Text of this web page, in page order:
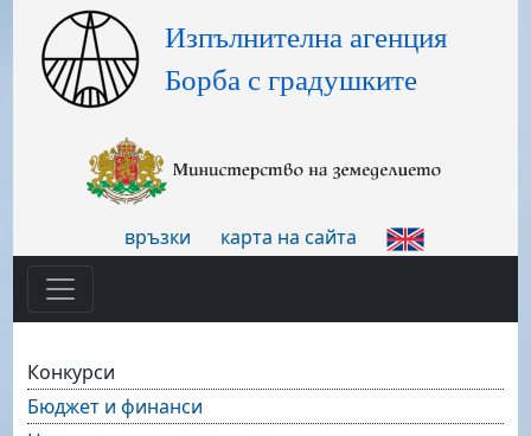
връзки карта на сайта
Конкурси
Бюджет и финанси